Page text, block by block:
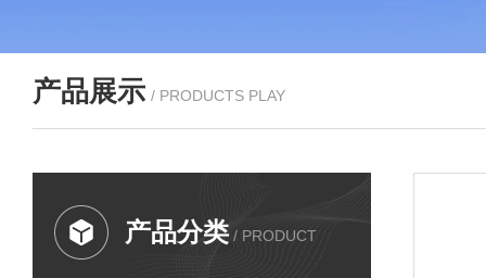
产品展示 / PRODUCTS PLAY
产品分类 / PRODUCT